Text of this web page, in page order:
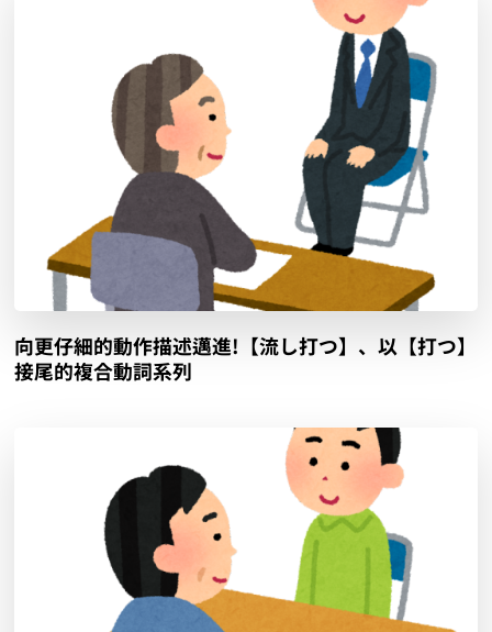
向更仔細的動作描述邁進!【流し打つ】、以【打つ】
接尾的複合動詞系列